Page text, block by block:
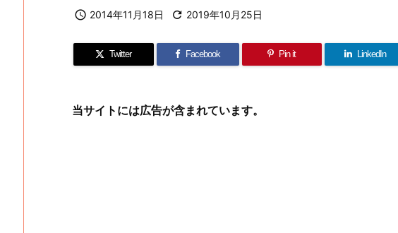
 2014年11月18日  2019年10月25日
Twitter Facebook Pin it LinkedIn
当サイトには広告が含まれています。